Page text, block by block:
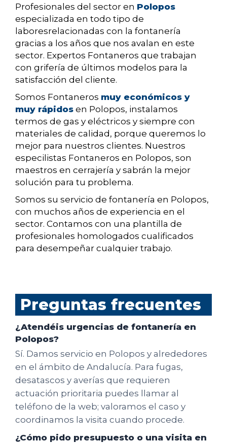
Profesionales del sector en Polopos
especializada en todo tipo de
laboresrelacionadas con la fontanería
gracias a los años que nos avalan en este
sector. Expertos Fontaneros que trabajan
con grifería de últimos modelos para la
satisfacción del cliente.
Somos Fontaneros muy económicos y
muy rápidos en Polopos, instalamos
termos de gas y eléctricos y siempre con
materiales de calidad, porque queremos lo
mejor para nuestros clientes. Nuestros
especilistas Fontaneros en Polopos, son
maestros en cerrajería y sabrán la mejor
solución para tu problema.
Somos su servicio de fontanería en Polopos,
con muchos años de experiencia en el
sector. Contamos con una plantilla de
profesionales homologados cualificados
para desempeñar cualquier trabajo.
Preguntas frecuentes
¿Atendéis urgencias de fontanería en
Polopos?
Sí. Damos servicio en Polopos y alrededores
en el ámbito de Andalucía. Para fugas,
desatascos y averías que requieren
actuación prioritaria puedes llamar al
teléfono de la web; valoramos el caso y
coordinamos la visita cuando procede.
¿Cómo pido presupuesto o una visita en